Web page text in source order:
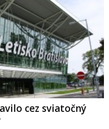
cez sviatočný